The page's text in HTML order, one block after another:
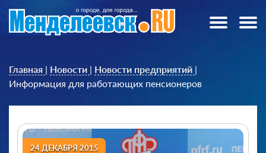
Главная | Новости | Новости предприятий |
Информация для работающих пенсионеров
24 ДЕКАБРЯ 2015